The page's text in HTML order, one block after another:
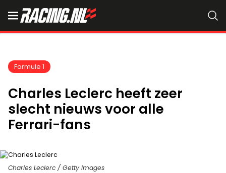
Formule 1
Charles Leclerc heeft zeer
slecht nieuws voor alle
Ferrari-fans
Charles Leclerc / Getty Images